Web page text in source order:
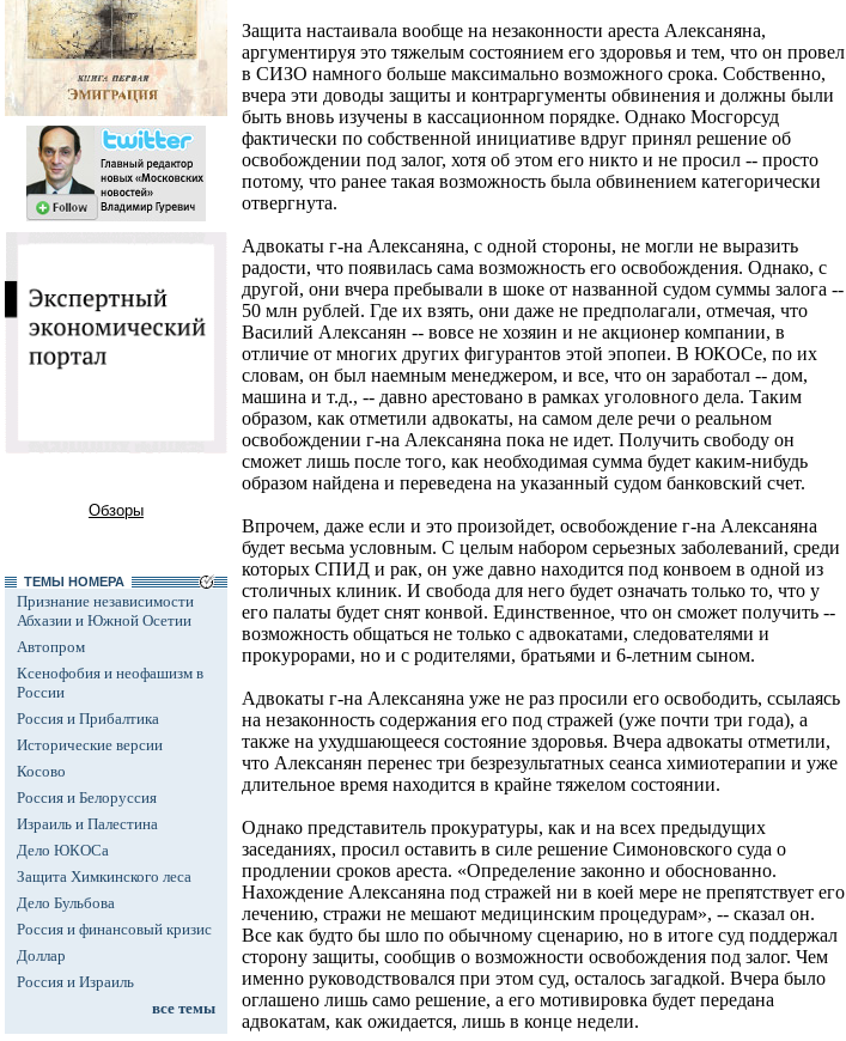
Обзоры
ТЕМЫ НОМЕРА
Признание независимости
Абхазии и Южной Осетии
Автопром
Ксенофобия и неофашизм в
России
Россия и Прибалтика
Исторические версии
Косово
Россия и Белоруссия
Израиль и Палестина
Дело ЮКОСа
Защита Химкинского леса
Дело Бульбова
Россия и финансовый кризис
Доллар
Россия и Израиль
все темы
Защита настаивала вообще на незаконности ареста Алексаняна,
аргументируя это тяжелым состоянием его здоровья и тем, что он провел
в СИЗО намного больше максимально возможного срока. Собственно,
вчера эти доводы защиты и контраргументы обвинения и должны были
быть вновь изучены в кассационном порядке. Однако Мосгорсуд
фактически по собственной инициативе вдруг принял решение об
освобождении под залог, хотя об этом его никто и не просил -- просто
потому, что ранее такая возможность была обвинением категорически
отвергнута.
Адвокаты г-на Алексаняна, с одной стороны, не могли не выразить
радости, что появилась сама возможность его освобождения. Однако, с
другой, они вчера пребывали в шоке от названной судом суммы залога --
50 млн рублей. Где их взять, они даже не предполагали, отмечая, что
Василий Алексанян -- вовсе не хозяин и не акционер компании, в
отличие от многих других фигурантов этой эпопеи. В ЮКОСе, по их
словам, он был наемным менеджером, и все, что он заработал -- дом,
машина и т.д., -- давно арестовано в рамках уголовного дела. Таким
образом, как отметили адвокаты, на самом деле речи о реальном
освобождении г-на Алексаняна пока не идет. Получить свободу он
сможет лишь после того, как необходимая сумма будет каким-нибудь
образом найдена и переведена на указанный судом банковский счет.
Впрочем, даже если и это произойдет, освобождение г-на Алексаняна
будет весьма условным. С целым набором серьезных заболеваний, среди
которых СПИД и рак, он уже давно находится под конвоем в одной из
столичных клиник. И свобода для него будет означать только то, что у
его палаты будет снят конвой. Единственное, что он сможет получить --
возможность общаться не только с адвокатами, следователями и
прокурорами, но и с родителями, братьями и 6-летним сыном.
Адвокаты г-на Алексаняна уже не раз просили его освободить, ссылаясь
на незаконность содержания его под стражей (уже почти три года), а
также на ухудшающееся состояние здоровья. Вчера адвокаты отметили,
что Алексанян перенес три безрезультатных сеанса химиотерапии и уже
длительное время находится в крайне тяжелом состоянии.
Однако представитель прокуратуры, как и на всех предыдущих
заседаниях, просил оставить в силе решение Симоновского суда о
продлении сроков ареста. «Определение законно и обоснованно.
Нахождение Алексаняна под стражей ни в коей мере не препятствует его
лечению, стражи не мешают медицинским процедурам», -- сказал он.
Все как будто бы шло по обычному сценарию, но в итоге суд поддержал
сторону защиты, сообщив о возможности освобождения под залог. Чем
именно руководствовался при этом суд, осталось загадкой. Вчера было
оглашено лишь само решение, а его мотивировка будет передана
адвокатам, как ожидается, лишь в конце недели.